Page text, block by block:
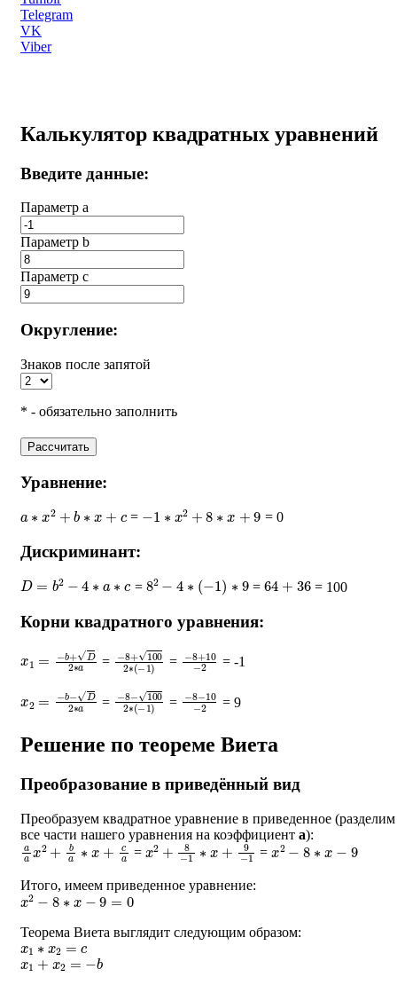
Telegram
VK
Viber
Калькулятор квадратных уравнений
Введите данные:
Параметр a
Параметр b
Параметр с
Округление:
Знаков после запятой
* - обязательно заполнить
Рассчитать
Уравнение:
2 b ∗ = 1 2+ 8 ∗ = 0
Дискриминант:
D= 2− a = 82 ∗ − )∗ = 64 + 36 = 100
Корни квадратного уравнения:
+ D2∗ = 8 + 100 − 1 )
= 8 + 10 = -1
b−D2∗ = −8−100 (−1)
= −8−10 2
= 9
Решение по теореме Виета
Преобразование в приведённый вид
Преобразуем квадратное уравнение в приведенное (разделим
все части нашего уравнения на коэффициент a):
aax2+ba∗x+ca = x2+8−1 ∗x+9−1 =x2− 8∗
Итого, имеем приведенное уравнение:
x2−8∗x−9=0
Теорема Виета выглядит следующим образом:
x1∗x2= c
x1 + x2 =− b